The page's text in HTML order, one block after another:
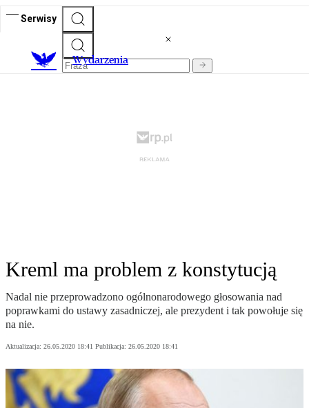
Serwisy
Wydarzenia
Kreml ma problem z konstytucją
Nadal nie przeprowadzono ogólnonarodowego głosowania nad
poprawkami do ustawy zasadniczej, ale prezydent i tak powołuje się
na nie.
Aktualizacja: 26.05.2020 18:41 Publikacja: 26.05.2020 18:41